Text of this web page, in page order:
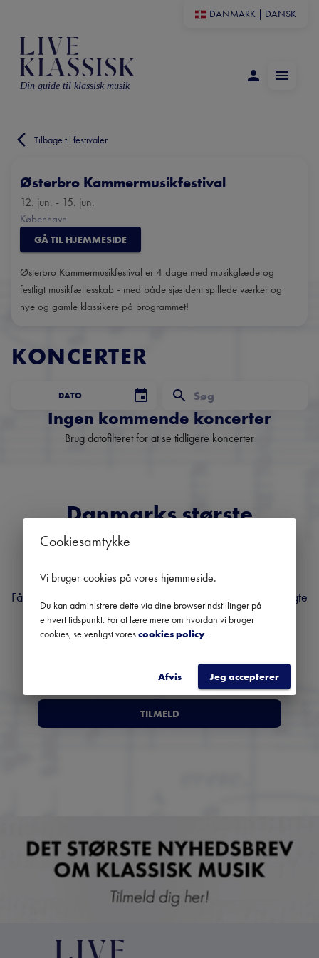
DANMARK DANSK
Din guide til klassisk musik
Tilbage til festivaler
Østerbro Kammermusikfestival
12. jun. - 15. jun.
København
GÅ TIL HJEMMESIDE
Østerbro Kammermusikfestival er 4 dage med musikglæde og
festligt musikfællesskab - med både sjældent spillede værker og
nye og gamle klassikere på programmet!
KONCERTER
DATO
Ingen kommende koncerter
Brug datofilteret for at se tidligere koncerter
Danmarks største
nyhedsbrev om klassisk
musik
Få overblik over kommende koncerter, festivaler og udvalgte
anbefalinger fra hele landet.
TILMELD
Cookiesamtykke
Vi bruger cookies på vores hjemmeside.
Du kan administrere dette via dine browserindstillinger på
ethvert tidspunkt. For at lære mere om hvordan vi bruger
cookies, se venligst vorescookies policy.
Afvis Jeg accepterer